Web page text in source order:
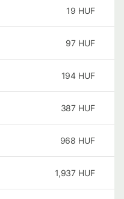
19 HUF
97 HUF
194 HUF
387 HUF
968 HUF
1,937 HUF